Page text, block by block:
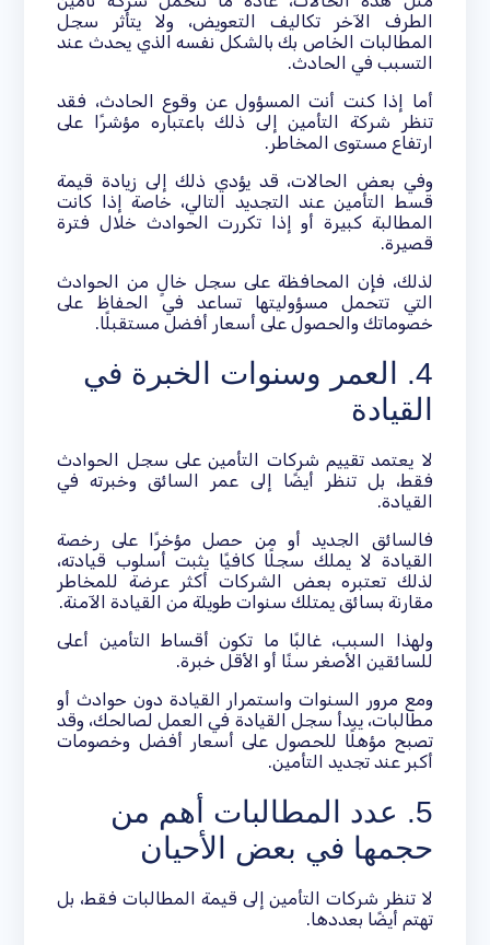
الطرف الآخر تكاليف التعويض، ولا يتأثر سجل
المطالبات الخاص بك بالشكل نفسه الذي يحدث عند
التسبب في الحادث.
أما إذا كنت أنت المسؤول عن وقوع الحادث، فقد
تنظر شركة التأمين إلى ذلك باعتباره مؤشرًا على
ارتفاع مستوى المخاطر.
وفي بعض الحالات، قد يؤدي ذلك إلى زيادة قيمة
قسط التأمين عند التجديد التالي، خاصة إذا كانت
المطالبة كبيرة أو إذا تكررت الحوادث خلال فترة
قصيرة.
لذلك، فإن المحافظة على سجل خالٍ من الحوادث
التي تتحمل مسؤوليتها تساعد في الحفاظ على
خصوماتك والحصول على أسعار أفضل مستقبلًا.
4. العمر وسنوات الخبرة في
القيادة
لا يعتمد تقييم شركات التأمين على سجل الحوادث
فقط، بل تنظر أيضًا إلى عمر السائق وخبرته في
القيادة.
فالسائق الجديد أو من حصل مؤخرًا على رخصة
القيادة لا يملك سجلًا كافيًا يثبت أسلوب قيادته،
لذلك تعتبره بعض الشركات أكثر عرضة للمخاطر
مقارنة بسائق يمتلك سنوات طويلة من القيادة الآمنة.
ولهذا السبب، غالبًا ما تكون أقساط التأمين أعلى
للسائقين الأصغر سنًا أو الأقل خبرة.
ومع مرور السنوات واستمرار القيادة دون حوادث أو
مطالبات، يبدأ سجل القيادة في العمل لصالحك، وقد
تصبح مؤهلًا للحصول على أسعار أفضل وخصومات
أكبر عند تجديد التأمين.
5. عدد المطالبات أهم من
حجمها في بعض الأحيان
لا تنظر شركات التأمين إلى قيمة المطالبات فقط، بل
تهتم أيضًا بعددها.